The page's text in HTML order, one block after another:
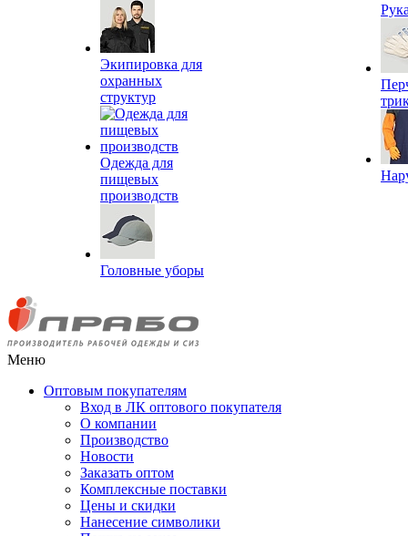
Экипировка для
охранных
структур
Одежда для
пищевых
производств
Головные уборы
Меню
Оптовым покупателям
Вход в ЛК оптового покупателя
О компании
Производство
Новости
Заказать оптом
Комплексные поставки
Цены и скидки
Нанесение символики